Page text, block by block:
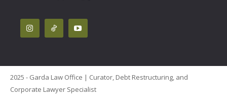
2025 - Garda Law Office | Curator, Debt Restructuring, and
Corporate Lawyer Specialist